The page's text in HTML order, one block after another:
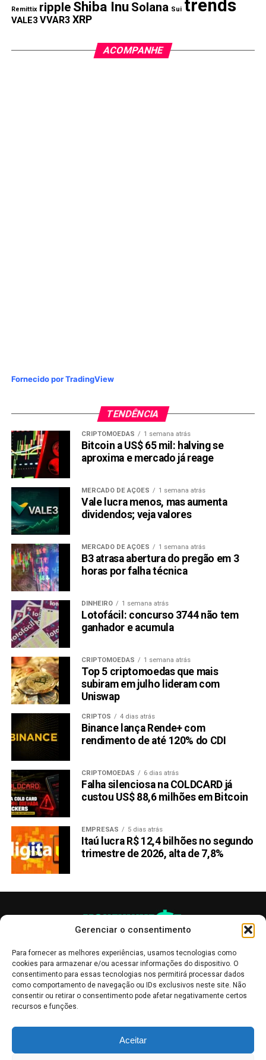
Gerenciar o consentimento
Para fornecer as melhores experiências, usamos tecnologias como
cookies para armazenar e/ou acessar informações do dispositivo. O
consentimento para essas tecnologias nos permitirá processar dados
como comportamento de navegação ou IDs exclusivos neste site. Não
consentir ou retirar o consentimento pode afetar negativamente certos
recursos e funções.
Aceitar
Remittix ripple Shiba Inu Solana Sui trends
VALE3 VVAR3 XRP
ACOMPANHE
Fornecido por TradingView
TENDÊNCIA
CRIPTOMOEDAS 1 semana atrás
Bitcoin a US$ 65 mil: halving se
aproxima e mercado já reage
MERCADO DE AÇÕES 1 semana atrás
Vale lucra menos, mas aumenta
dividendos; veja valores
MERCADO DE AÇÕES 1 semana atrás
B3 atrasa abertura do pregão em 3
horas por falha técnica
DINHEIRO 1 semana atrás
Lotofácil: concurso 3744 não tem
ganhador e acumula
CRIPTOMOEDAS 1 semana atrás
Top 5 criptomoedas que mais
subiram em julho lideram com
Uniswap
CRIPTOS 4 dias atrás
Binance lança Rende+ com
rendimento de até 120% do CDI
CRIPTOMOEDAS 6 dias atrás
Falha silenciosa na COLDCARD já
custou US$ 88,6 milhões em Bitcoin
EMPRESAS 5 dias atrás
Itaú lucra R$ 12,4 bilhões no segundo
trimestre de 2026, alta de 7,8%
informativo, servindo como boletins de divulgação, e não devem ser
interpretadas como recomendações de investimento.Leia mais